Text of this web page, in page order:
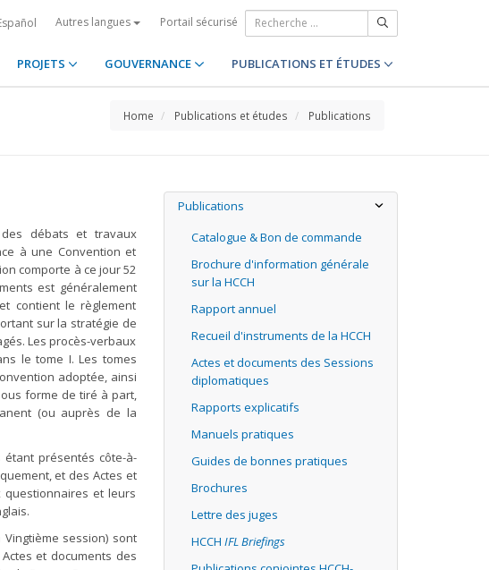
Autres langues Portail sécurisé
PROJETS GOUVERNANCE PUBLICATIONS ET ÉTUDES
Home Publications et études Publications
des débats et travaux
à une Convention et
comporte à ce jour 52
est généralement
contient le règlement
sur la stratégie de
Les procès-verbaux
le tome I. Les tomes
adoptée, ainsi
forme de tiré à part,
(ou auprès de la
présentés côte-à-
et des Actes et
et leurs
session) sont
et documents des
Publications
Catalogue & Bon de commande
Brochure d'information générale
sur la HCCH
Rapport annuel
Recueil d'instruments de la HCCH
Actes et documents des Sessions
diplomatiques
Rapports explicatifs
Manuels pratiques
Guides de bonnes pratiques
Brochures
Lettre des juges
HCCH IFL Briefings